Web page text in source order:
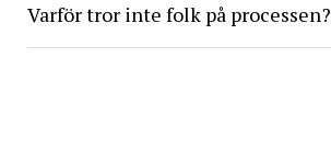
Varför tror inte folk på processen?